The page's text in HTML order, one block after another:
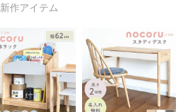
新作アイテム